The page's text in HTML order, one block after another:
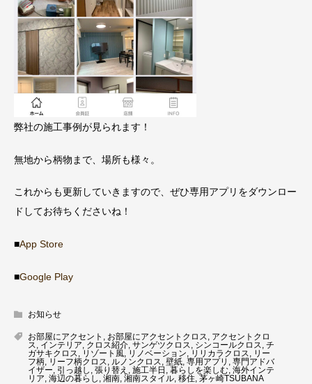
弊社の施工事例が見られます！
無地から柄物まで、場所も様々。
これからも更新していきますので、ぜひ専用アプリをダウンロー
ドしてお待ちくださいね！
■App Store
■Google Play
お知らせ
お部屋にアクセント , お部屋にアクセントクロス, アクセントクロ
ス, インテリア, クロス紹介, サンゲツクロス, シンコールクロス, チ
ガサキクロス, リゾート風, リノベーション, リリカラクロス, リー
フ柄, リーフ柄クロス, ルノンクロス, 壁紙, 専用アプリ , 専門アドバ
イザー, 引っ越し , 張り替え , 施工半日 , 暮らしを楽しむ, 海外インテ
リア, 海辺の暮らし , 湘南, 湘南スタイル, 移住, 茅ヶ崎TSUBANA